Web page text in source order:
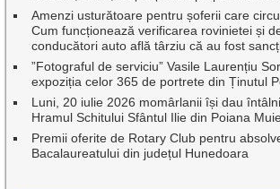
Amenzi usturătoare pentru șoferii care
Cum funcționează verificarea rovinietei și
conducători auto află târziu că au fost
”Fotograful de serviciu” Vasile Laurențiu
expoziția celor 365 de portrete din Ținutul
Luni, 20 iulie 2026 momârlanii își dau
Hramul Schitului Sfântul Ilie din Poiana
Premii oferite de Rotary Club pentru
Bacalaureatului din județul Hunedoara